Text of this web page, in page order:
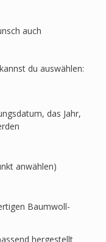
auch
du auswählen:
das Jahr,
anwählen)
Baumwoll-
hergestellt